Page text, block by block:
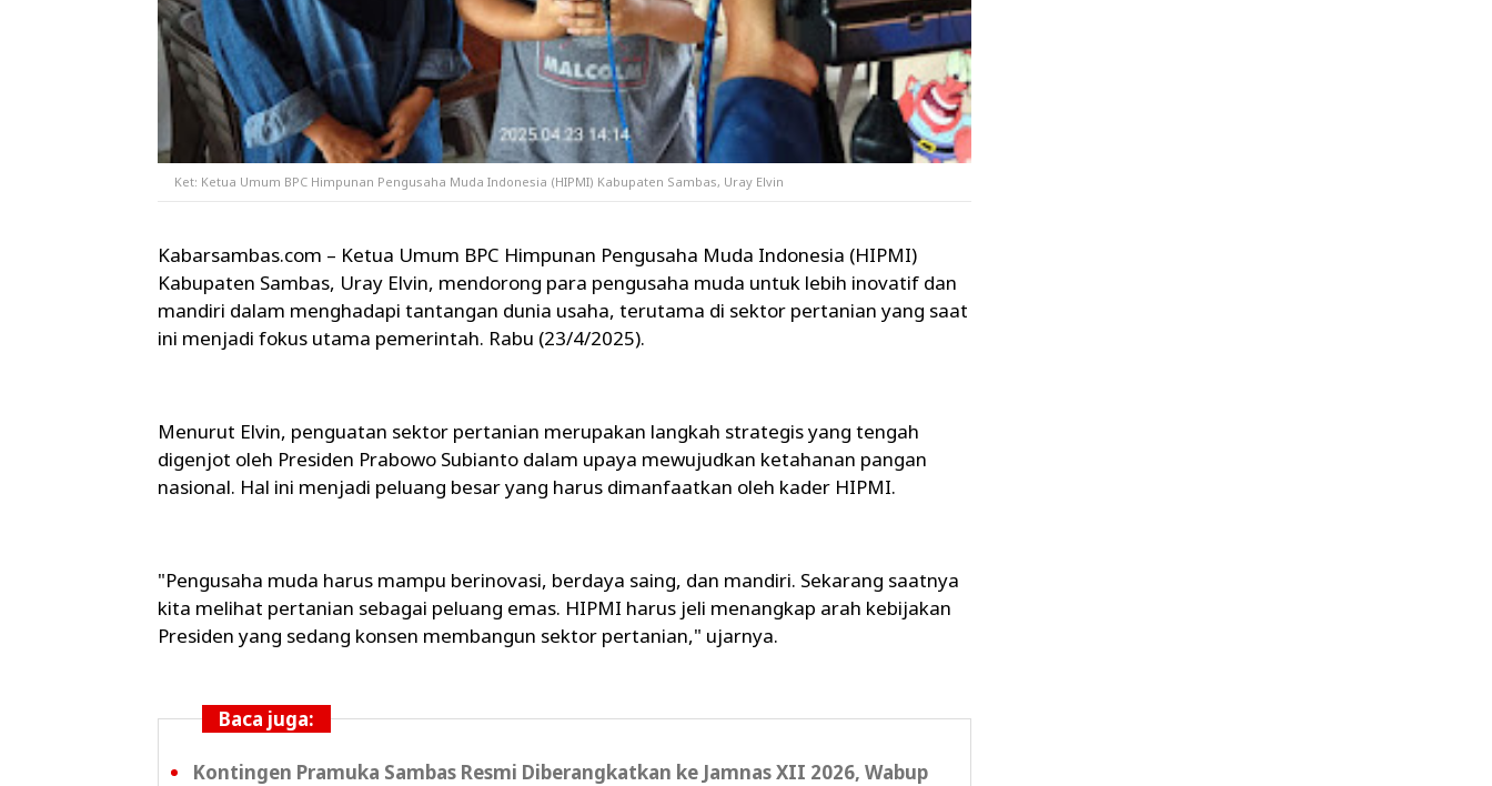
Ket: Ketua Umum BPC Himpunan Pengusaha Muda Indonesia (HIPMI) Kabupaten Sambas, Uray Elvin
Kabarsambas.com – Ketua Umum BPC Himpunan Pengusaha Muda Indonesia (HIPMI)
Kabupaten Sambas, Uray Elvin, mendorong para pengusaha muda untuk lebih inovatif dan
mandiri dalam menghadapi tantangan dunia usaha, terutama di sektor pertanian yang saat
ini menjadi fokus utama pemerintah. Rabu (23/4/2025).
Menurut Elvin, penguatan sektor pertanian merupakan langkah strategis yang tengah
digenjot oleh Presiden Prabowo Subianto dalam upaya mewujudkan ketahanan pangan
nasional. Hal ini menjadi peluang besar yang harus dimanfaatkan oleh kader HIPMI.
"Pengusaha muda harus mampu berinovasi, berdaya saing, dan mandiri. Sekarang saatnya
kita melihat pertanian sebagai peluang emas. HIPMI harus jeli menangkap arah kebijakan
Presiden yang sedang konsen membangun sektor pertanian," ujarnya.
Baca juga:
Kontingen Pramuka Sambas Resmi Diberangkatkan ke Jamnas XII 2026, Wabup